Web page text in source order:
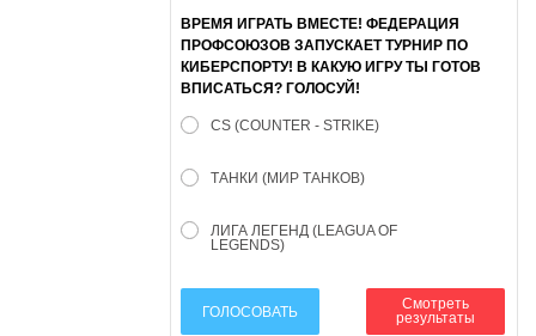
ВРЕМЯ ИГРАТЬ ВМЕСТЕ! ФЕДЕРАЦИЯ
ПРОФСОЮЗОВ ЗАПУСКАЕТ ТУРНИР ПО
КИБЕРСПОРТУ! В КАКУЮ ИГРУ ТЫ ГОТОВ
ВПИСАТЬСЯ? ГОЛОСУЙ!
CS (COUNTER - STRIKE)
ТАНКИ (МИР ТАНКОВ)
ЛИГА ЛЕГЕНД (LEAGUA OF
LEGENDS)
ГОЛОСОВАТЬ
Смотреть
результаты